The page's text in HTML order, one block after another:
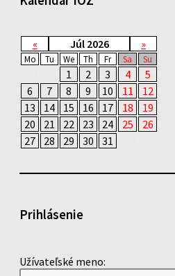
« Júl 2026 »
Mo Tu We Th Fr Sa Su
1 2 3 4
5
6
7 8 9 10 11
12
13
14 15 16 17 18
19
20
21 22 23 24 25
26
27
28 29 30 31
Prihlásenie
Užívateľské meno: